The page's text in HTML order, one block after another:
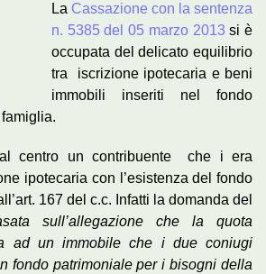
La Cassazione con la sentenza
n. 5385 del 05 marzo 2013 si è
occupata del delicato equilibrio
tra iscrizione ipotecaria e beni
immobili inseriti nel fondo
centro un contribuente che i era
ipotecaria con l’esistenza del fondo
167 del c.c. Infatti la domanda del
sull’allegazione che la quota
ad un immobile che i due coniugi
fondo patrimoniale per i bisogni della